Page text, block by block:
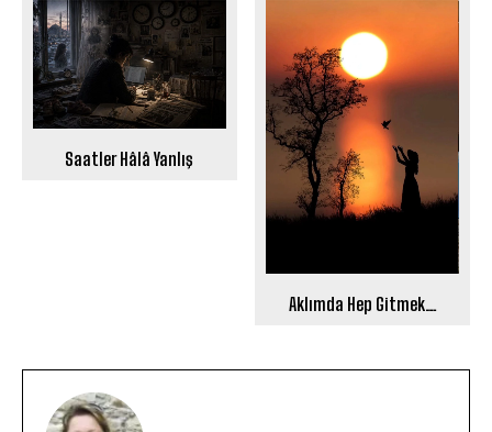
Saatler Hâlâ Yanlış
Aklımda Hep Gitmek…